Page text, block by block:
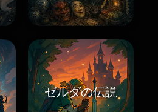
ゼルダの伝説